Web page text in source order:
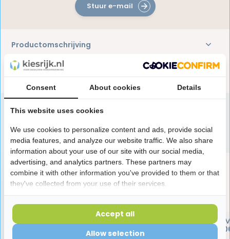
Productomschrijving
Reviews
Stuur e-mail
Speciaal aanbevolen voor jou
BlueM Tandpasta | Zonder
Fluoride | 75 ml
BlueM Mondwater
Actieve Zuurstof |
Consent About cookies Details
This website uses cookies
We use cookies to personalize content and ads, provide social
media features, and analyze our website traffic. We also share
information about your use of our site with our social media,
advertising, and analytics partners. These partners may
combine it with other information you've provided to them or that
they've collected from your use of their services.
Allow selection
Accept all